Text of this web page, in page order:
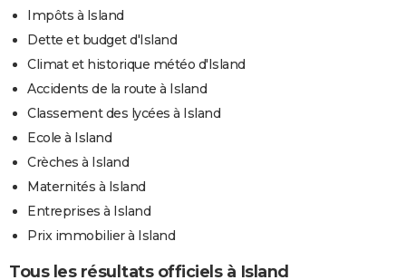
Impôts à Island
Dette et budget d'Island
Climat et historique météo d'Island
Accidents de la route à Island
Classement des lycées à Island
Ecole à Island
Crèches à Island
Maternités à Island
Entreprises à Island
Prix immobilier à Island
Tous les résultats officiels à Island